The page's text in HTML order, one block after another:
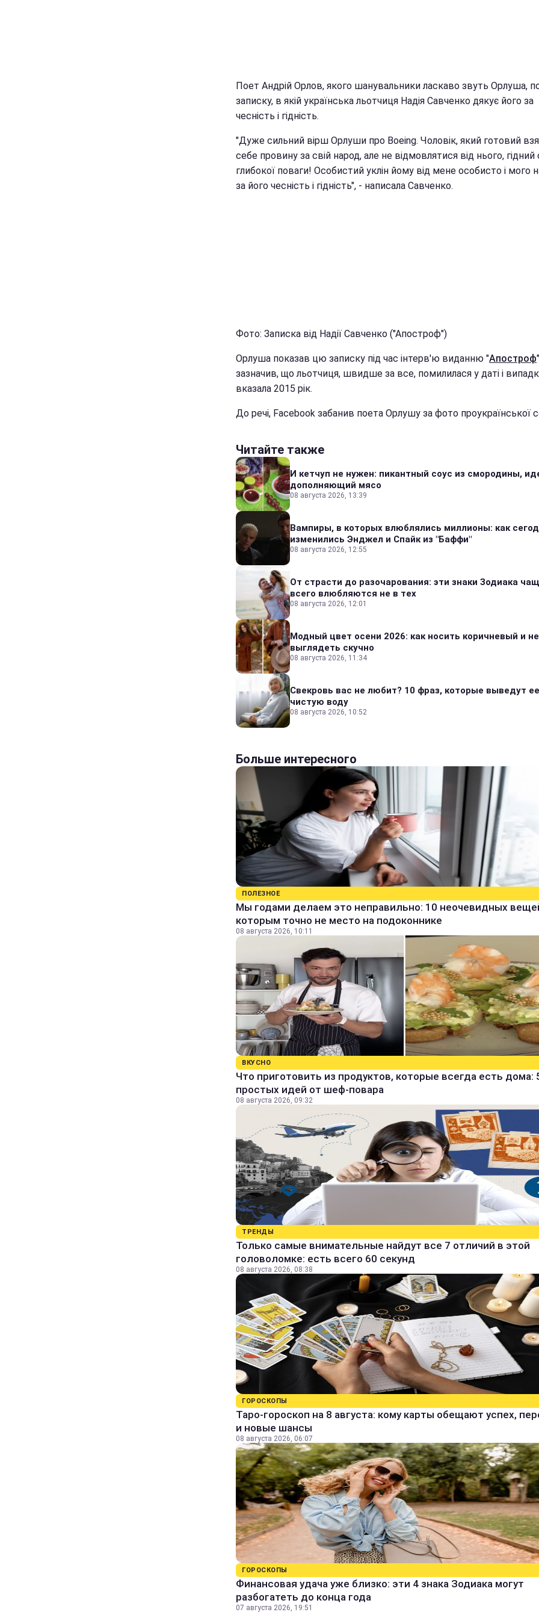
Поет Андрій Орлов, якого шанувальники ласкаво звуть Орлуша,
записку, в якій українська льотчиця Надія Савченко дякує його за
чесність і гідність.
"Дуже сильний вірш Орлуши про Boeing. Чоловік, який готовий
себе провину за свій народ, але не відмовлятися від нього,
глибокої поваги! Особистий уклін йому від мене особисто і мого
за його чесність і гідність", - написала Савченко.
Фото: Записка від Надії Савченко ("Апостроф")
Орлуша показав цю записку під час інтерв'ю виданню "Апостроф
зазначив, що льотчиця, швидше за все, помилилася у даті і
вказала 2015 рік.
До речі, Facebook забанив поета Орлушу за фото проукраїнської
Читайте также
И кетчуп не нужен: пикантный соус из смородины,
дополняющий мясо
08 августа 2026, 13:39
Вампиры, в которых влюблялись миллионы: как
изменились Энджел и Спайк из "Баффи"
08 августа 2026, 12:55
От страсти до разочарования: эти знаки Зодиака
всего влюбляются не в тех
08 августа 2026, 12:01
Модный цвет осени 2026: как носить коричневый и не
выглядеть скучно
08 августа 2026, 11:34
Свекровь вас не любит? 10 фраз, которые выведут
чистую воду
08 августа 2026, 10:52
Больше интересного
ПОЛЕЗНОЕ
Мы годами делаем это неправильно: 10 неочевидных
которым точно не место на подоконнике
08 августа 2026, 10:11
ВКУСНО
Что приготовить из продуктов, которые всегда есть дома:
простых идей от шеф-повара
08 августа 2026, 09:32
ТРЕНДЫ
Только самые внимательные найдут все 7 отличий в этой
головоломке: есть всего 60 секунд
08 августа 2026, 08:38
ГОРОСКОПЫ
Таро-гороскоп на 8 августа: кому карты обещают успех,
и новые шансы
08 августа 2026, 06:07
ГОРОСКОПЫ
Финансовая удача уже близко: эти 4 знака Зодиака могут
разбогатеть до конца года
07 августа 2026, 19:51